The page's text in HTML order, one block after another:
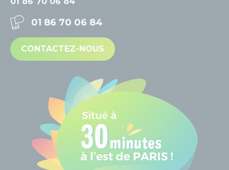
01 86 70 06 84
CONTACTEZ-NOUS